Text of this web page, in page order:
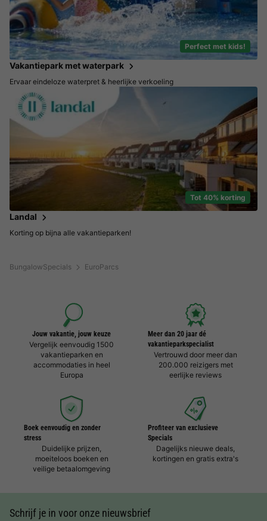
BungalowSpecials EuroParcs
Perfect met kids!
Vakantiepark met waterpark
Ervaar eindeloze waterpret & heerlijke verkoeling
Tot 40% korting
Landal
Korting op bijna alle vakantieparken!
Jouw vakantie, jouw keuze
Vergelijk eenvoudig 1500
vakantieparken en
accommodaties in heel
Europa
Meer dan 20 jaar dé
vakantieparkspecialist
Vertrouwd door meer dan
200.000 reizigers met
eerlijke reviews
Boek eenvoudig en zonder
stress
Duidelijke prijzen,
moeiteloos boeken en
veilige betaalomgeving
Profiteer van exclusieve
Specials
Dagelijks nieuwe deals,
kortingen en gratis extra's
Schrijf je in voor onze nieuwsbrief